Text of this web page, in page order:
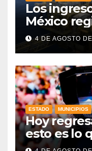
Los
México
drástica en
4 DE AGOSTO
ESTADO MUNICIPIOS
Hoy
esto es lo
esta